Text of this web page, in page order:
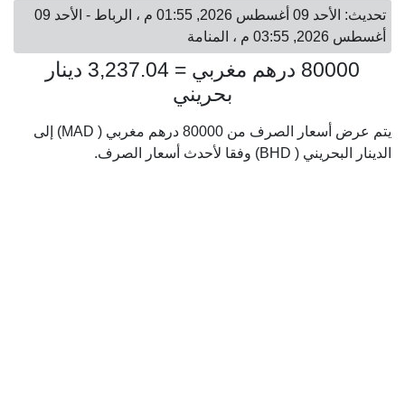
تحديث: الأحد 09 أغسطس 2026, 01:55 م ، الرباط - الأحد 09
أغسطس 2026, 03:55 م ، المنامة
80000 درهم مغربي = 3,237.04 دينار
بحريني
يتم عرض أسعار الصرف من 80000 درهم مغربي ( MAD) إلى
الدينار البحريني ( BHD) وفقا لأحدث أسعار الصرف.